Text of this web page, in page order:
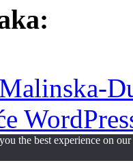
the best experience on